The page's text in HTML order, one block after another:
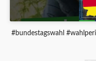
#bundestagswahl